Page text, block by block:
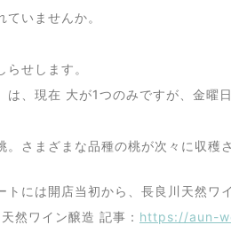
いませんか。
せします。
は、現在 大が1つのみですが、金曜
。さまざまな品種の桃が次々に収
トには開店当初から、長良川天然ワ
然ワイン醸造 記事： https://aun-